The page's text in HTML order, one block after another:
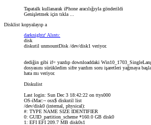
Tapatalk kullanarak iPhone aracılığıyla gönderildi
Genişletmek için tıkla ...
Disklist kopyalayıp a
darknightz' Alıntı:
disk
diskutil unmountDisk /dev/disk1 veriyor.
dediğin gibi if= yazdıp downloaddaki
dosyasını sürükledim sifre yazdım soru işaretleri yağmaya
hata mı veriyor.
Diskulist
Last login: Sun Dec 3 18:42:22 on ttys000
OS-iMac:~ osx$ diskutil list
/dev/disk0 (internal, physical):
#: TYPE NAME SIZE IDENTIFIER
0: GUID_partition_scheme *160.0 GB disk0
1: EFI EFI 209.7 MB disk0s1